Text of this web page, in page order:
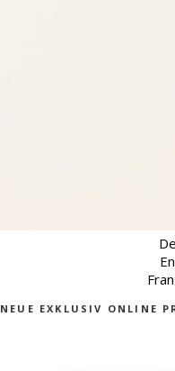
NEUE EXKLUSIV ONLINE